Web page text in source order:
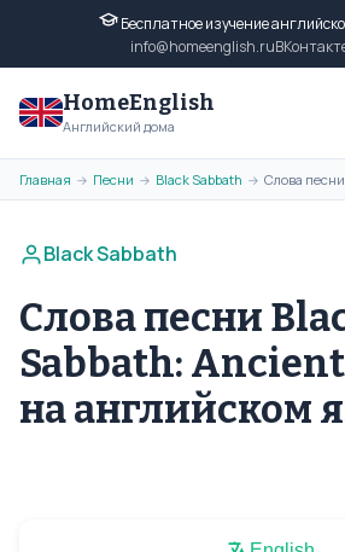
Бесплатное изучение
info@homeenglish.ru
HomeEnglish
Английский дома
Главная → Песни → Black Sabbath →
Black Sabbath
Слова песни
Sabbath:
на английском